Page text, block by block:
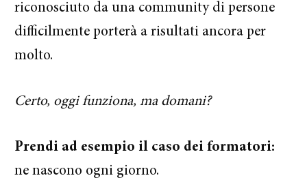
riconosciuto da una community di persone
difficilmente porterà a risultati ancora per
molto.
Certo, oggi funziona, ma domani?
Prendi ad esempio il caso dei formatori:
ne nascono ogni giorno.